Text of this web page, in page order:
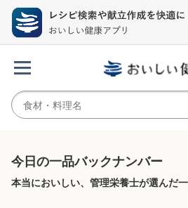
今日の一品バックナンバー
本当においしい、管理栄養士が選んだ